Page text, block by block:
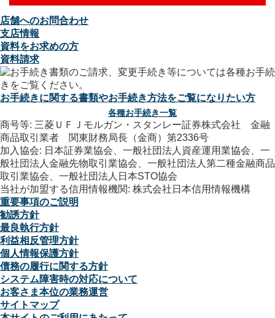
店舗へのお問合わせ
支店情報
資料をお求めの方
資料請求
お手続きに関する書類やお手続き方法をご覧になりたい方
各種お手続き一覧
商号等: 三菱ＵＦＪモルガン・スタンレー証券株式会社 金融
商品取引業者 関東財務局長（金商）第2336号
加入協会: 日本証券業協会、一般社団法人資産運用業協会、一
般社団法人金融先物取引業協会、一般社団法人第二種金融商品
取引業協会、一般社団法人日本STO協会
当社が加盟する信用情報機関: 株式会社日本信用情報機構
重要事項のご説明
勧誘方針
最良執行方針
利益相反管理方針
個人情報保護方針
債務の履行に関する方針
システム障害時の対応について
お客さま本位の業務運営
サイトマップ